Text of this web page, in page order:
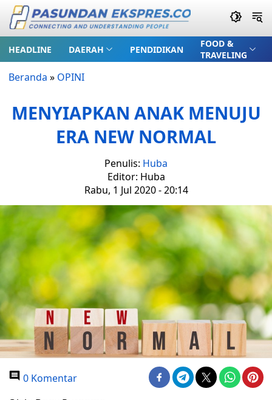
HEADLINE DAERAH PENDIDIKAN
FOOD &
TRAVELING
Beranda » OPINI
MENYIAPKAN ANAK MENUJU
ERA NEW NORMAL
Penulis: Huba
Editor: Huba
Rabu, 1 Jul 2020 - 20:14
0 Komentar